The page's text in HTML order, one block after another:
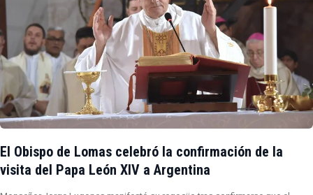
El Obispo de Lomas celebró la confirmación de la
visita del Papa León XIV a Argentina